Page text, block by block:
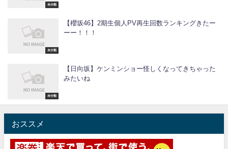
未分類
未分類
【櫻坂46】2期生個人PV再生回数ランキングきたー
ーー！！！
未分類
【日向坂】ケンミンショー怪しくなってきちゃった
みたいね
おススメ